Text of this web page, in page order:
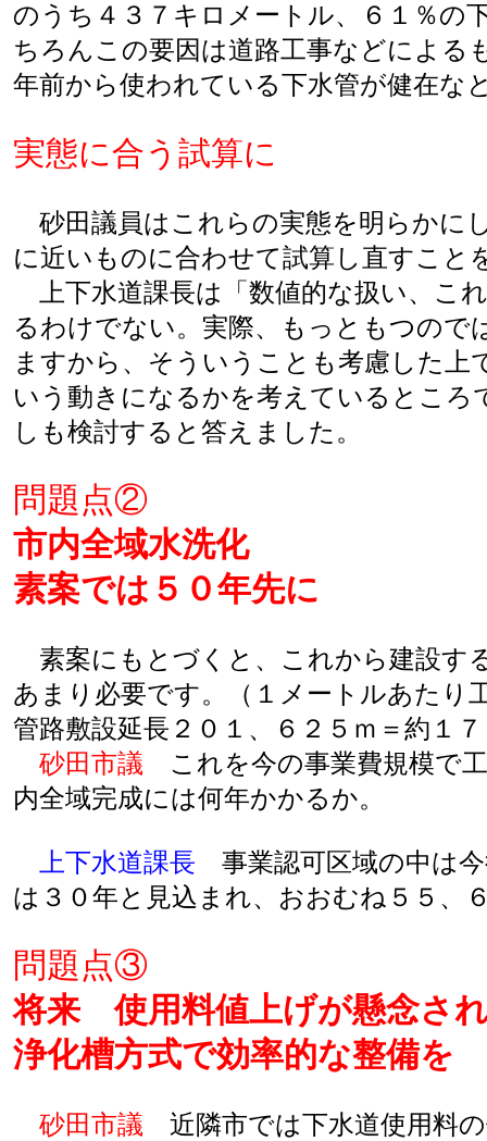
のうち４３７キロメートル、６１％の
ちろんこの要因は道路工事などによる
年前から使われている下水管が健在な
実態に合う試算に
砂田議員はこれらの実態を明らかに
に近いものに合わせて試算し直すこと
上下水道課長は「数値的な扱い、こ
るわけでない。実際、もっともつので
ますから、そういうことも考慮した上
いう動きになるかを考えているところ
しも検討すると答えました。
問題点②
市内全域水洗化
素案では５０年先に
素案にもとづくと、これから建設す
あまり必要です。（１メートルあたり
管路敷設延長２０１、６２５ｍ＝約１
砂田市議 これを今の事業費規模で
内全域完成には何年かかるか。
上下水道課長 事業認可区域の中は
は３０年と見込まれ、おおむね５５、
問題点③
将来 使用料値上げが懸念さ
浄化槽方式で効率的な整備を
砂田市議 近隣市では下水道使用料